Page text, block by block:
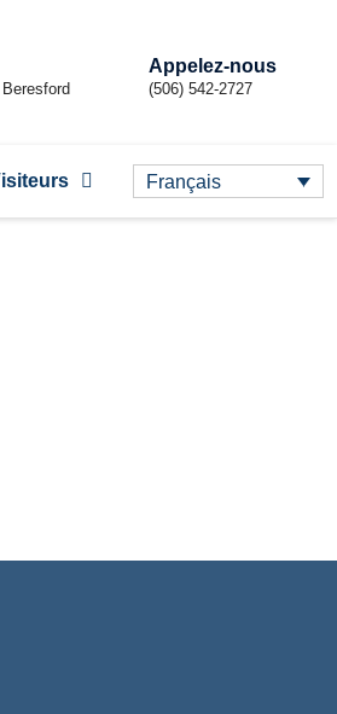
Appelez-nous
(506) 542-2727
Français